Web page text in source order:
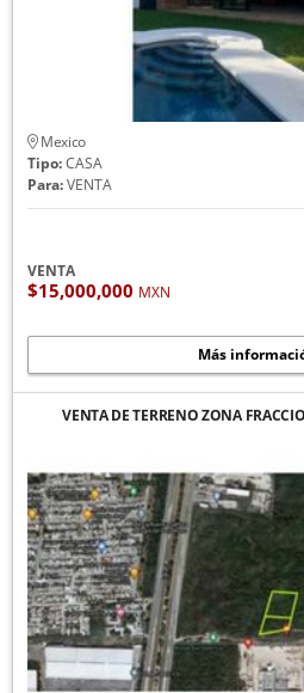
Mexico
Tipo:CASA
Para:VENTA
VENTA
$15,000,000 MXN
Más
VENTA DE TERRENO ZONA